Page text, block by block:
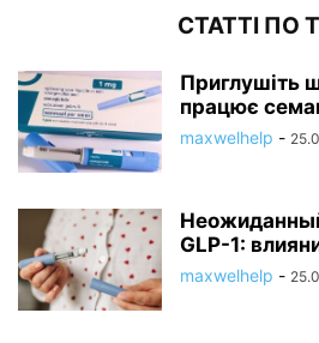
СТАТТІ ПО
Приглушіть
працює
maxwelhelp -
GLP-1:
maxwelhelp -